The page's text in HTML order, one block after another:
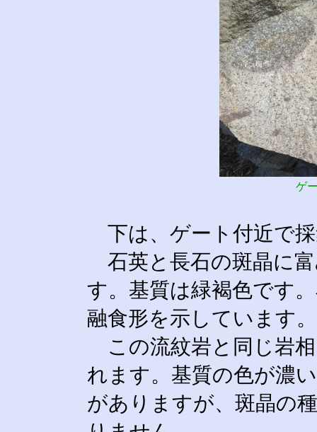
ゲ
下は、ゲート付近で
石英と長石の斑晶に
す。基質は緑褐色です
融食形を示しています。
この流紋岩と同じ岩
れます。基質の色が濃
がありますが、斑晶の